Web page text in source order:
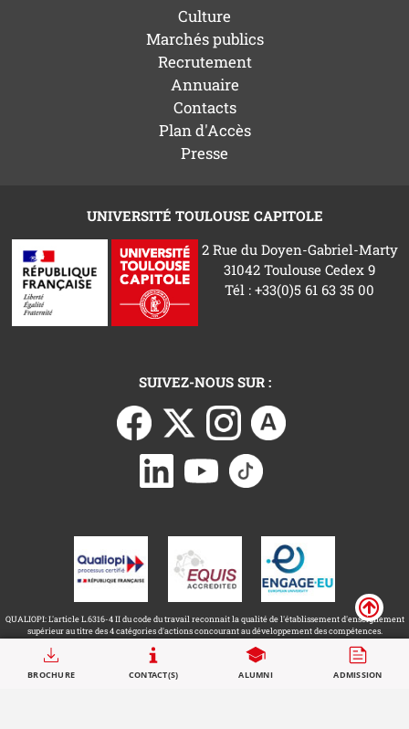
Call to actions
BROCHURE CONTACT(S) ALUMNI ADMISSION
Culture
Marchés publics
Recrutement
Annuaire
Contacts
Plan d'Accès
Presse
UNIVERSITÉ TOULOUSE CAPITOLE
2 Rue du Doyen-Gabriel-Marty
31042 Toulouse Cedex 9
Tél : +33(0)5 61 63 35 00
SUIVEZ-NOUS SUR :
QUALIOPI: L'article L.6316-4 II du code du travail reconnait la qualité de l'établissement d'enseignement
supérieur au titre des 4 catégories d'actions concourant au développement des compétences.